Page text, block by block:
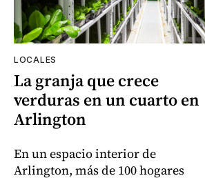
LOCALES
La granja que crece
verduras en un cuarto en
Arlington
En un espacio interior de
Arlington, más de 100 hogares